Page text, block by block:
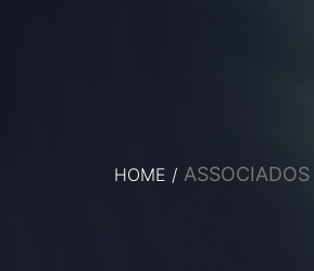
HOME / ASSOCIADOS